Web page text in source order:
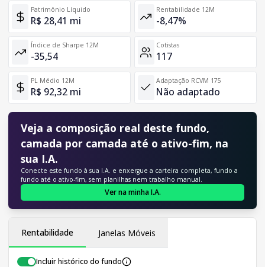
Patrimônio Líquido
R$ 28,41 mi
Rentabilidade 12M
-8,47%
Índice de Sharpe 12M
-35,54
Cotistas
117
PL Médio 12M
R$ 92,32 mi
Adaptação RCVM 175
Não adaptado
Veja a composição real deste fundo,
camada por camada até o ativo-fim, na
sua I.A.
Conecte este fundo à sua I.A. e enxergue a carteira completa, fundo a
fundo até o ativo-fim, sem planilhas nem trabalho manual.
Ver na minha I.A.
Rentabilidade Janelas Móveis
Incluir histórico do fundo